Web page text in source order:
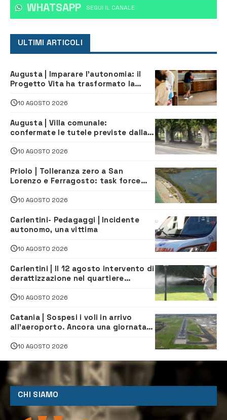
WHATSAPP ‎SEGUI IL CANALE
ULTIMI ARTICOLI
Augusta | Imparare l’autonomia: il
Progetto Vita ha trasformato la
indipendenza
10 AGOSTO 2026
Augusta | Villa comunale:
confermate le tutele previste dalla
10 AGOSTO 2026
Priolo | Tolleranza zero a San
Lorenzo e Ferragosto: task force
navette gratuite
10 AGOSTO 2026
Carlentini- Pedagaggi | Incidente
autonomo, una vittima
10 AGOSTO 2026
Carlentini | Il 12 agosto intervento di
derattizzazione nel quartiere
10 AGOSTO 2026
Catania | Sospesi i voli in arrivo
all’aeroporto. Ancora una giornata
10 AGOSTO 2026
CHI SIAMO